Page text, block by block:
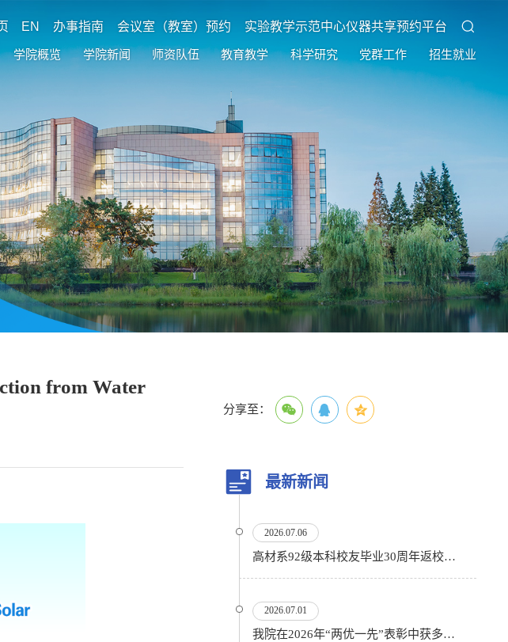
EN 办事指南 会议室（教室）预约 实验教学示范中心仪器共享预约平台
学院概览 学院新闻 师资队伍 教育教学 科学研究 党群工作 招生就业
from Water
分享至：
最新新闻
2026.07.06
高材系92级本科校友毕业30周年返校活动顺利举行
2026.07.01
我院在2026年“两优一先”表彰中获多项殊荣